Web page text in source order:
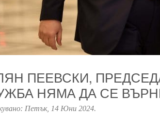
ПЕЕВСКИ,
НЯМА ДА СЕ
Петък, 14 Юни 2024.